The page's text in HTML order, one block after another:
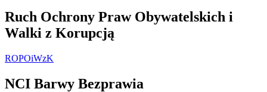
Ruch Ochrony Praw Obywatelskich i
Walki z Korupcją
ROPOiWzK
NCI Barwy Bezprawia